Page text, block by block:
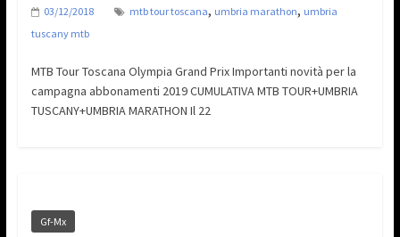
03/12/2018 mtb tour toscana, umbria marathon, umbria
tuscany mtb
MTB Tour Toscana Olympia Grand Prix Importanti novità per la
campagna abbonamenti 2019 CUMULATIVA MTB TOUR+UMBRIA
TUSCANY+UMBRIA MARATHON Il 22
Gf-Mx